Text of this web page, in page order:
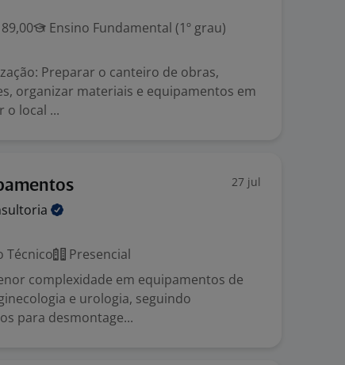
Ensino Fundamental (1º grau)
Preparar o canteiro de obras,
organizar materiais e equipamentos em
o local ...
27 jul
Técnico
Presencial
complexidade em equipamentos de
e urologia, seguindo
para desmontage...